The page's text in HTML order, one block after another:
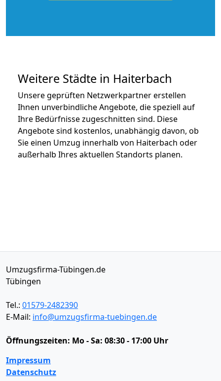
Weitere Städte in Haiterbach
Unsere geprüften Netzwerkpartner erstellen
Ihnen unverbindliche Angebote, die speziell auf
Ihre Bedürfnisse zugeschnitten sind. Diese
Angebote sind kostenlos, unabhängig davon, ob
Sie einen Umzug innerhalb von Haiterbach oder
außerhalb Ihres aktuellen Standorts planen.
Umzugsfirma-Tübingen.de
Tübingen
Tel.: 01579-2482390
E-Mail: info@umzugsfirma-tuebingen.de
Öffnungszeiten: Mo - Sa: 08:30 - 17:00 Uhr
Impressum
Datenschutz